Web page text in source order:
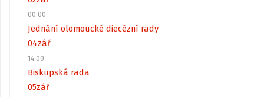
00:00
Jednání olomoucké diecézní rady
04zář
14:00
Biskupská rada
05zář